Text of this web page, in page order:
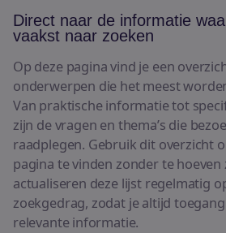
Bekijk alle fietsen
Direct naar de informatie
vaakst naar zoeken
Op deze pagina vind je een
onderwerpen die het meest
Van praktische informatie tot
zijn de vragen en thema’s die
raadplegen. Gebruik dit overzicht
pagina te vinden zonder te hoeven
actualiseren deze lijst regelmatig
zoekgedrag, zodat je altijd
relevante informatie.